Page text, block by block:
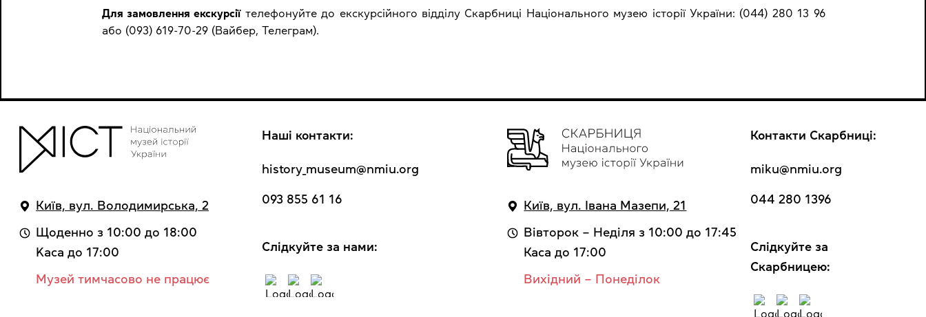
Для замовлення екскурсіїтелефонуйте до екскурсійного відділу Скарбниці Національного музею історії України: (044) 280 13 96
або (093) 619-70-29 (Вайбер, Телеграм).
Київ, вул. Володимирська, 2
Щоденно з 10:00 до 18:00
Kaca до 17:00
Музей тимчасово не працює
Наші контакти:
history_museum@nmiu.org
093 855 61 16
Cлідкуйте за нами:
Київ, вул. Івана Мазепи, 21
Вівторок – Неділя з 10:00 до 17:45
Каса до 17:00
Вихідний – Понеділок
Контакти Скарбниці:
miku@nmiu.org
044 280 1396
Cлідкуйте за
Скарбницею: